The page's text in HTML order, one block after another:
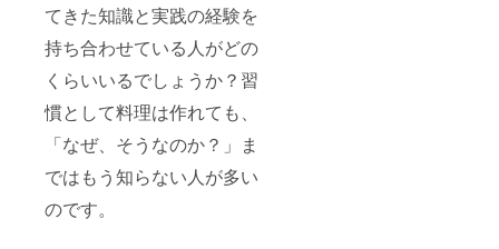
てきた知識と実践の経験を
持ち合わせている人がどの
くらいいるでしょうか？習
慣として料理は作れても、
「なぜ、そうなのか？」ま
ではもう知らない人が多い
のです。